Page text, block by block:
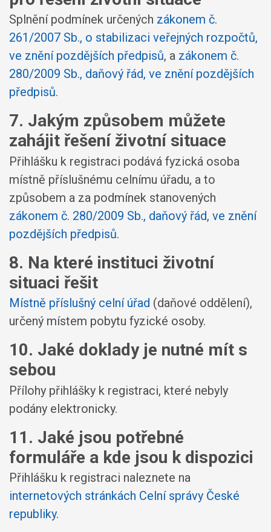
Splnění podmínek určených zákonem č.
261/2007 Sb., o stabilizaci veřejných rozpočtů,
ve znění pozdějších předpisů, a zákonem č.
280/2009 Sb., daňový řád, ve znění pozdějších
předpisů.
7. Jakým způsobem můžete
zahájit řešení životní situace
Přihlášku k registraci podává fyzická osoba
místně příslušnému celnímu úřadu, a to
způsobem a za podmínek stanovených
zákonem č. 280/2009 Sb., daňový řád, ve znění
pozdějších předpisů.
8. Na které instituci životní
situaci řešit
Místně příslušný celní úřad (daňové oddělení),
určený místem pobytu fyzické osoby.
10. Jaké doklady je nutné mít s
sebou
Přílohy přihlášky k registraci, které nebyly
podány elektronicky.
11. Jaké jsou potřebné
formuláře a kde jsou k dispozici
Přihlášku k registraci naleznete na
internetových stránkách Celní správy České
republiky.